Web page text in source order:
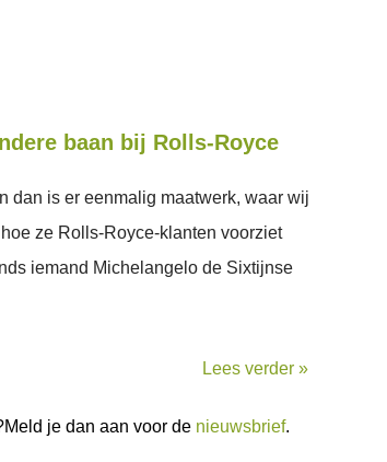
baan bij Rolls-Royce
is er eenmalig maatwerk, waar wij
ze Rolls-Royce-klanten voorziet
iemand Michelangelo de Sixtijnse
Lees verder »
je dan aan voor de nieuwsbrief.